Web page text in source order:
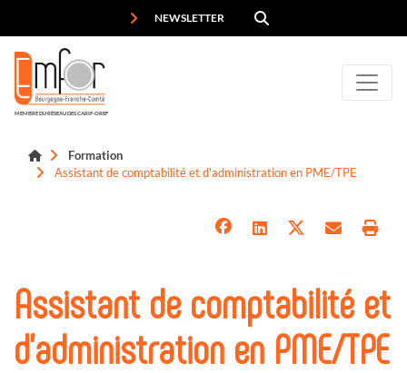
NEWSLETTER
MEMBRE DU RÉSEAU DES CARIF-OREF
Formation
Assistant de comptabilité et d'administration en PME/TPE
Assistant de comptabilité et
d'administration en PME/TPE
Panneau de gestion des cookies